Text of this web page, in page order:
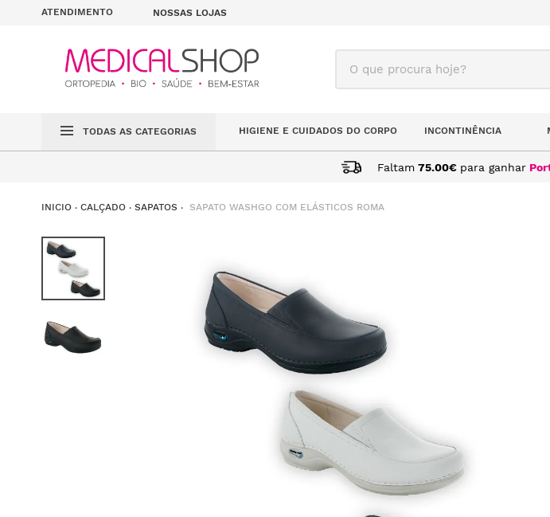
ATENDIMENTO NOSSAS LOJAS
O que procura hoje?
TODAS AS CATEGORIAS HIGIENE E CUIDADOS DO CORPO INCONTINÊNCIA
Faltam 75.00€ para ganhar
CALÇADO SAPATOS SAPATO WASHGO COM ELÁSTICOS ROMA